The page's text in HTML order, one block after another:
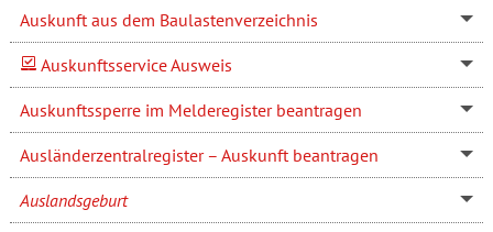
Auskunft aus dem Baulastenverzeichnis
Auskunftsservice Ausweis
Auskunftssperre im Melderegister beantragen
Ausländerzentralregister – Auskunft beantragen
Auslandsgeburt